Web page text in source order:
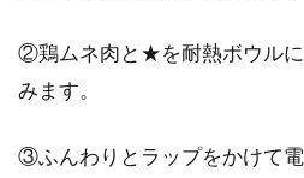
②鶏ムネ肉と★を耐熱ボウルに
みます。
③ふんわりとラップをかけて